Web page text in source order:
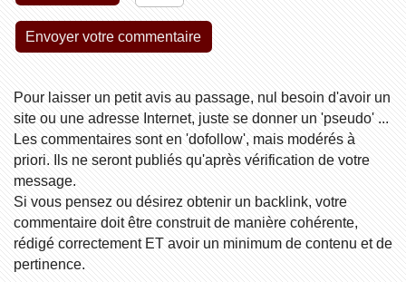
Pour laisser un petit avis au passage, nul besoin d'avoir un
site ou une adresse Internet, juste se donner un 'pseudo' ...
Les commentaires sont en 'dofollow', mais modérés à
priori. Ils ne seront publiés qu'après vérification de votre
message.
Si vous pensez ou désirez obtenir un backlink, votre
commentaire doit être construit de manière cohérente,
rédigé correctement ET avoir un minimum de contenu et de
pertinence.